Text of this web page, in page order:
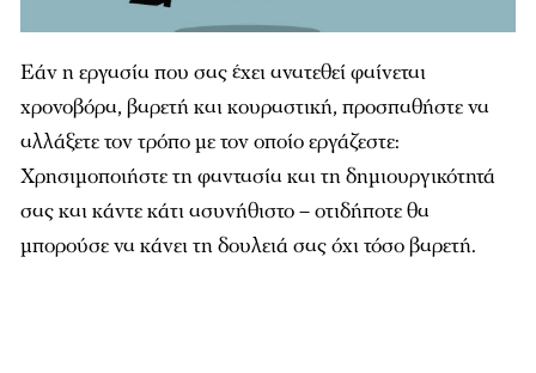
Eάν η εργασία που σας έχει ανατεθεί φαίνεται
χρονοβόρα, βαρετή και κουραστική, προσπαθήστε να
αλλάξετε τον τρόπο με τον οποίο εργάζεστε:
Χρησιμοποιήστε τη φαντασία και τη δημιουργικότητά
σας και κάντε κάτι ασυνήθιστο – οτιδήποτε θα
μπορούσε να κάνει τη δουλειά σας όχι τόσο βαρετή.